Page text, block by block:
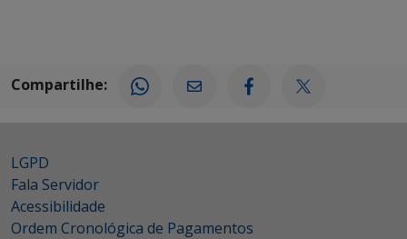
Compartilhe:
LGPD
Fala Servidor
Acessibilidade
Ordem Cronológica de Pagamentos